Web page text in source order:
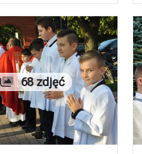
Liczba zdjęć
68 zdjęć